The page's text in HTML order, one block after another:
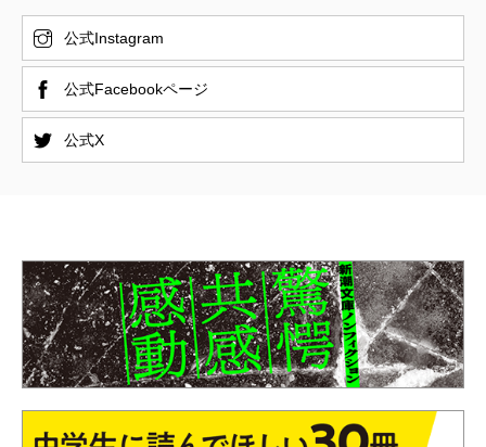
公式Instagram
公式Facebookページ
公式X